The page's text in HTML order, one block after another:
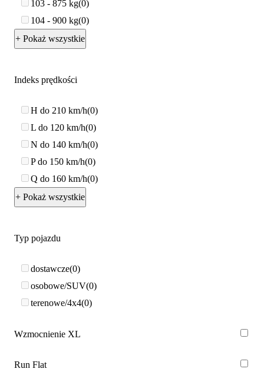
103 - 875 kg 0
104 - 900 kg 0
+ Pokaż wszystkie
Indeks prędkości
H do 210 km/h 0
L do 120 km/h 0
N do 140 km/h 0
P do 150 km/h 0
Q do 160 km/h 0
+ Pokaż wszystkie
Typ pojazdu
dostawcze 0
osobowe/SUV 0
terenowe/4x4 0
Wzmocnienie XL
Run Flat